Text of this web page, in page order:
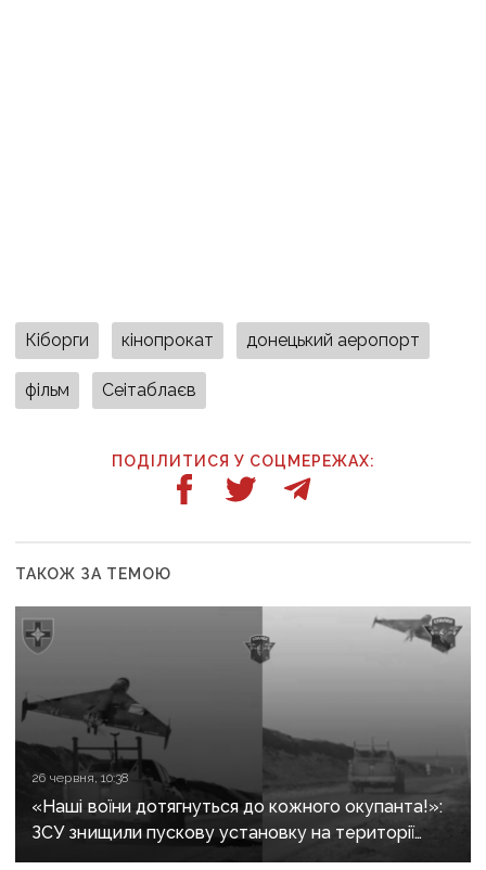
Кіборги кінопрокат донецький аеропорт
фільм Сеітаблаєв
ПОДІЛИТИСЯ У СОЦМЕРЕЖАХ:
ТАКОЖ ЗА ТЕМОЮ
26 червня, 10:38
«Наші воїни дотягнуться до кожного окупанта!»:
ЗСУ знищили пускову установку на території
Донецького аеропорту